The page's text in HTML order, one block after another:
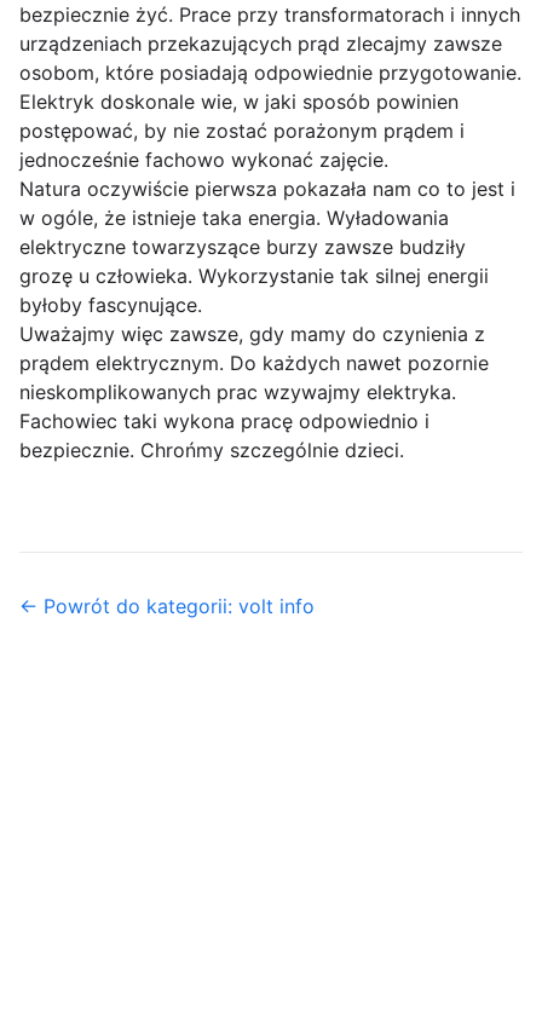
bezpiecznie żyć. Prace przy transformatorach i innych
urządzeniach przekazujących prąd zlecajmy zawsze
osobom, które posiadają odpowiednie przygotowanie.
Elektryk doskonale wie, w jaki sposób powinien
postępować, by nie zostać porażonym prądem i
jednocześnie fachowo wykonać zajęcie.
Natura oczywiście pierwsza pokazała nam co to jest i
w ogóle, że istnieje taka energia. Wyładowania
elektryczne towarzyszące burzy zawsze budziły
grozę u człowieka. Wykorzystanie tak silnej energii
byłoby fascynujące.
Uważajmy więc zawsze, gdy mamy do czynienia z
prądem elektrycznym. Do każdych nawet pozornie
nieskomplikowanych prac wzywajmy elektryka.
Fachowiec taki wykona pracę odpowiednio i
bezpiecznie. Chrońmy szczególnie dzieci.
← Powrót do kategorii: volt info